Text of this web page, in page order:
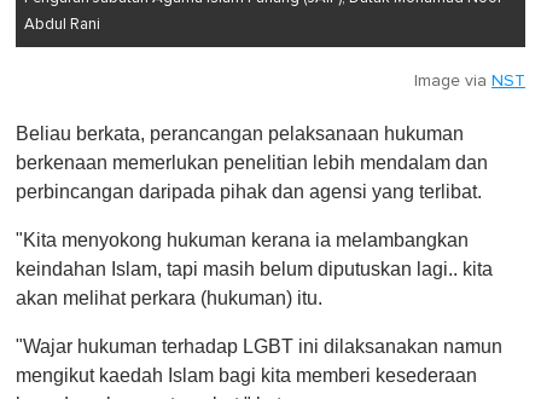
Abdul Rani
Image via NST
Beliau berkata, perancangan pelaksanaan hukuman
berkenaan memerlukan penelitian lebih mendalam dan
perbincangan daripada pihak dan agensi yang terlibat.
"Kita menyokong hukuman kerana ia melambangkan
keindahan Islam, tapi masih belum diputuskan lagi.. kita
akan melihat perkara (hukuman) itu.
"Wajar hukuman terhadap LGBT ini dilaksanakan namun
mengikut kaedah Islam bagi kita memberi kesederaan